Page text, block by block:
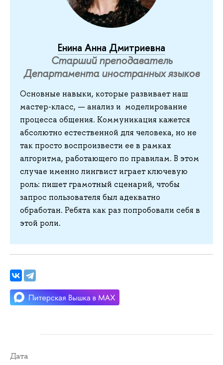
Енина Анна Дмитриевна
Старший преподаватель
Департамента иностранных языков
Основные навыки, которые развивает наш
мастер-класс, — анализ и моделирование
процесса общения. Коммуникация кажется
абсолютно естественной для человека, но не
так просто воспроизвести ее в рамках
алгоритма, работающего по правилам. В этом
случае именно лингвист играет ключевую
роль: пишет грамотный сценарий, чтобы
запрос пользователя был адекватно
обработан. Ребята как раз попробовали себя в
этой роли.
Дата